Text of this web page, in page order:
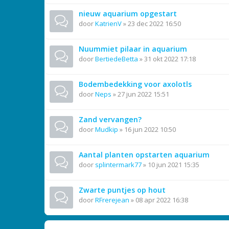
nieuw aquarium opgestart
doorKatrienV»23 dec 2022 16:50
Nuummiet pilaar in aquarium
doorBertiedeBetta »31 okt 2022 17:18
Bodembedekking voor axolotls
doorNeps »27 jun 2022 15:51
Zand vervangen?
doorMudkip » 16 jun 2022 10:50
Aantal planten opstarten aquarium
door splintermark77» 10 jun 2021 15:35
Zwarte puntjes op hout
doorRFrerejean » 08 apr 2022 16:38